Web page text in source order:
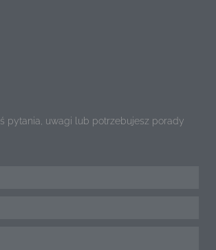
pytania, uwagi lub potrzebujesz porady